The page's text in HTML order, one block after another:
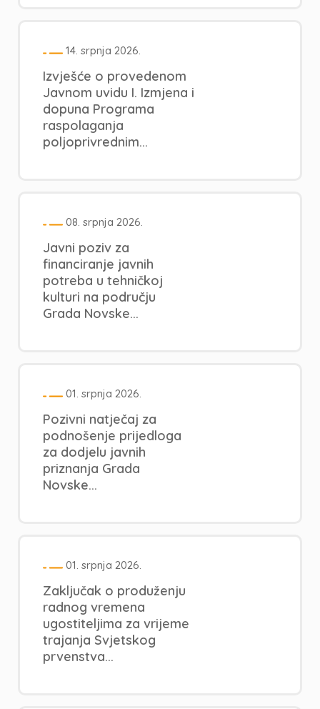
14. srpnja 2026.
Izvješće o provedenom
Javnom uvidu I. Izmjena i
dopuna Programa
raspolaganja
poljoprivrednim...
08. srpnja 2026.
Javni poziv za
financiranje javnih
potreba u tehničkoj
kulturi na području
Grada Novske...
01. srpnja 2026.
Pozivni natječaj za
podnošenje prijedloga
za dodjelu javnih
priznanja Grada
Novske...
01. srpnja 2026.
Zaključak o produženju
radnog vremena
ugostiteljima za vrijeme
trajanja Svjetskog
prvenstva...